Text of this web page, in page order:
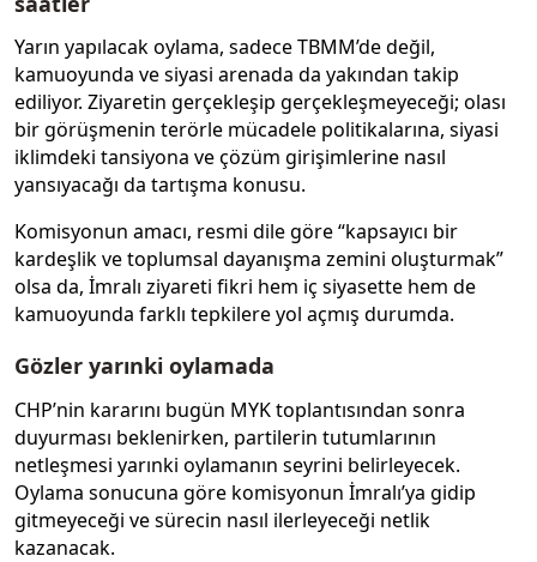
Yarın yapılacak oylama, sadece TBMM’de değil,
kamuoyunda ve siyasi arenada da yakından takip
ediliyor. Ziyaretin gerçekleşip gerçekleşmeyeceği; olası
bir görüşmenin terörle mücadele politikalarına, siyasi
iklimdeki tansiyona ve çözüm girişimlerine nasıl
yansıyacağı da tartışma konusu.
Komisyonun amacı, resmi dile göre “kapsayıcı bir
kardeşlik ve toplumsal dayanışma zemini oluşturmak”
olsa da, İmralı ziyareti fikri hem iç siyasette hem de
kamuoyunda farklı tepkilere yol açmış durumda.
Gözler yarınki oylamada
CHP’nin kararını bugün MYK toplantısından sonra
duyurması beklenirken, partilerin tutumlarının
netleşmesi yarınki oylamanın seyrini belirleyecek.
Oylama sonucuna göre komisyonun İmralı’ya gidip
gitmeyeceği ve sürecin nasıl ilerleyeceği netlik
kazanacak.